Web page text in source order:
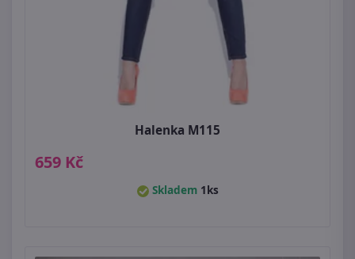
Halenka M115
659 Kč
Skladem 1ks